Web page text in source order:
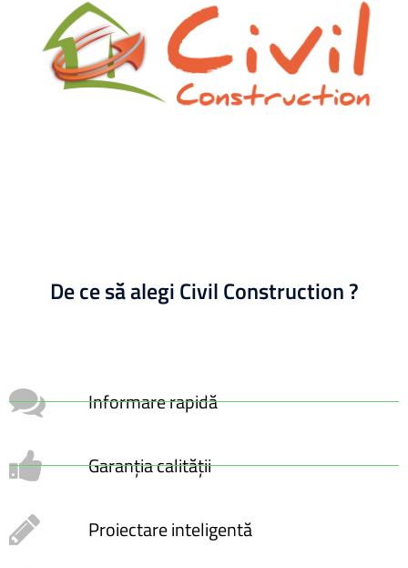
De ce să alegi Civil Construction ?
Informare rapidă
Garanția calității
Proiectare inteligentă